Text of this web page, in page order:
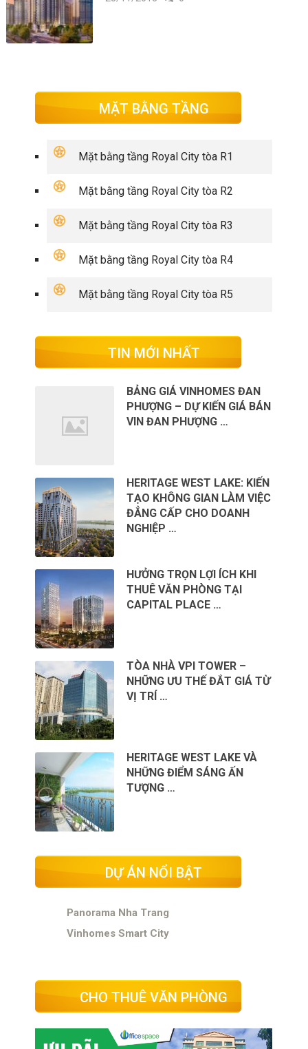
MẶT BẰNG TẦNG
Mặt bằng tầng Royal City tòa R1
Mặt bằng tầng Royal City tòa R2
Mặt bằng tầng Royal City tòa R3
Mặt bằng tầng Royal City tòa R4
Mặt bằng tầng Royal City tòa R5
TIN MỚI NHẤT
BẢNG GIÁ VINHOMES ĐAN
PHƯỢNG – DỰ KIẾN GIÁ BÁN
VIN ĐAN PHƯỢNG …
HERITAGE WEST LAKE: KIẾN
TẠO KHÔNG GIAN LÀM VIỆC
ĐẲNG CẤP CHO DOANH
NGHIỆP …
HƯỞNG TRỌN LỢI ÍCH KHI
THUÊ VĂN PHÒNG TẠI
CAPITAL PLACE …
TÒA NHÀ VPI TOWER –
NHỮNG ƯU THẾ ĐẮT GIÁ TỪ
VỊ TRÍ …
HERITAGE WEST LAKE VÀ
NHỮNG ĐIỂM SÁNG ẤN
TƯỢNG …
DỰ ÁN NỔI BẬT
Panorama Nha Trang
Vinhomes Smart City
CHO THUÊ VĂN PHÒNG